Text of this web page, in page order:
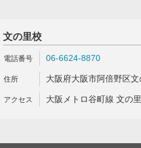
文の里校
06-6624-8870
大阪府大阪市阿倍野区
大阪メトロ谷町線 文の